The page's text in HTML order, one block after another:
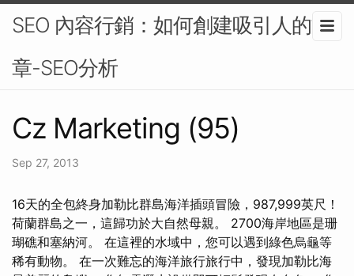
SEO 內容行銷：如何創建吸引人的文
章-SEO分析
Cz Marketing (95)
Sep 27, 2013
16天的全包終身加勒比群島海洋插頭冒險，987,999英尺！
荷蘭群島之一，這歸功於大自然母親。 2700海岸地區是珊
瑚礁和塞納河。 在這裡的水域中，您可以遇到綠色烏龜等
稀有動物。 在一次難忘的海洋旅行旅行中，發現加勒比海